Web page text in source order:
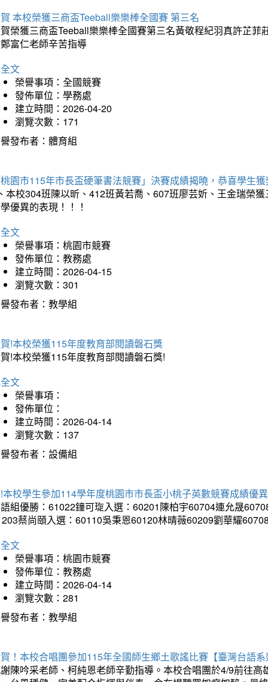
本校榮獲三商盃Teeball樂樂棒全國賽 第三名
榮獲三商盃Teeball樂樂棒全國賽第三名黃敬程紀羽真許芷
富仁老師辛苦指導
文
榮譽事項：全國競賽
發佈單位：學務處
建立時間：2026-04-20
瀏覽次數：171
發布者：體育組
園市115年市長盃硬筆書法競賽」決賽成績揭曉，恭喜學生
本校304班陳以昕、412班黃若喬、607班廖芸妡、王金瑞榮
優異的表現！！！
文
榮譽事項：桃園市競賽
發佈單位：教務處
建立時間：2026-04-15
瀏覽次數：301
發布者：教學組
!本校榮獲115年度教育部閱讀磐石獎
!本校榮獲115年度教育部閱讀磐石獎!
文
榮譽事項：
發佈單位：
建立時間：2026-04-14
瀏覽次數：137
發布者：設備組
本校學生參加114學年度桃園市市長盃小桃子英數競賽成績優
組優勝：61022鐘可琁入選：60201陳柏宇60704連允晟
蔡尚頤入選：60110吳秉恩60120林晴薇60209劉華耀
文
榮譽事項：桃園市競賽
發佈單位：教務處
建立時間：2026-04-14
瀏覽次數：281
發布者：教學組
！本校合唱團參加115年全國師生鄉土歌謠比賽【臺灣台語
陳吟采老師、柯純恩老師辛勤指導。本校合唱團於4/9前往